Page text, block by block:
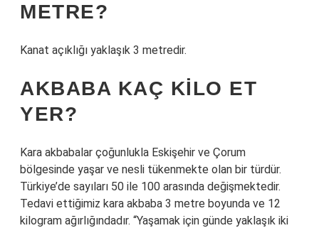
METRE?
Kanat açıklığı yaklaşık 3 metredir.
AKBABA KAÇ KILO ET
YER?
Kara akbabalar çoğunlukla Eskişehir ve Çorum
bölgesinde yaşar ve nesli tükenmekte olan bir türdür.
Türkiye’de sayıları 50 ile 100 arasında değişmektedir.
Tedavi ettiğimiz kara akbaba 3 metre boyunda ve 12
kilogram ağırlığındadır. “Yaşamak için günde yaklaşık iki